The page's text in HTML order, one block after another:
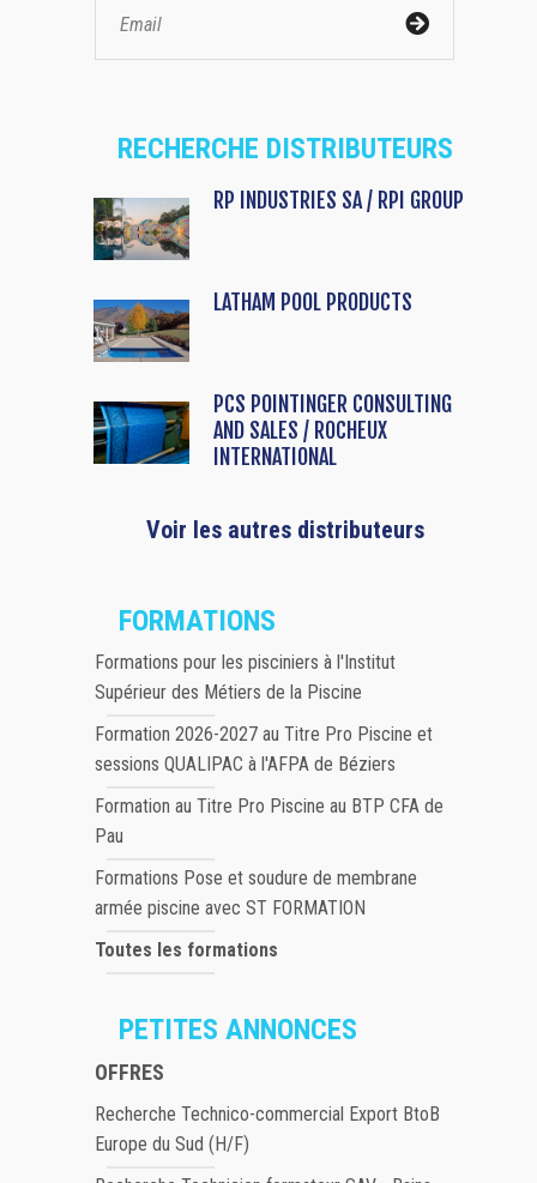
RECHERCHE DISTRIBUTEURS
RP INDUSTRIES SA / RPI GROUP
LATHAM POOL PRODUCTS
PCS POINTINGER CONSULTING
AND SALES / ROCHEUX
INTERNATIONAL
Voir les autres distributeurs
FORMATIONS
Formations pour les pisciniers à l'Institut
Supérieur des Métiers de la Piscine
Formation 2026-2027 au Titre Pro Piscine et
sessions QUALIPAC à l'AFPA de Béziers
Formation au Titre Pro Piscine au BTP CFA de
Pau
Formations Pose et soudure de membrane
armée piscine avec ST FORMATION
Toutes les formations
PETITES ANNONCES
OFFRES
Recherche Technico-commercial Export BtoB
Europe du Sud (H/F)